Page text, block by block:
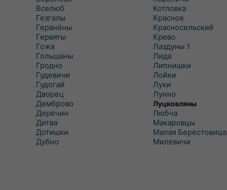
Вселюб
Гезгалы
Геранёны
Гервяты
Гожа
Гольшаны
Гродно
Гудевичи
Гудогай
Дворец
Демброво
Деречин
Дитва
Дотишки
Дубно
Котловка
Красное
Красносельский
Крево
Лаздуны 1
Лида
Липнишки
Лойки
Луки
Лунно
Луцковляны
Любча
Макаровцы
Малая Берестовица
Милевичи